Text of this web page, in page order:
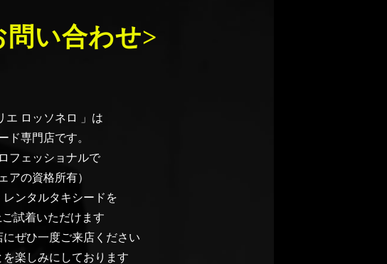
い合わせ>
エ ロッソネロ 」は
ド専門店です。
フェッショナルで
アの資格所有）
ンタルタキシードを
試着いただけます
ぜひ一度ご来店ください
楽しみにしております